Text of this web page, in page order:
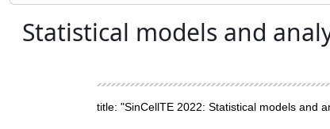
Statistical models and